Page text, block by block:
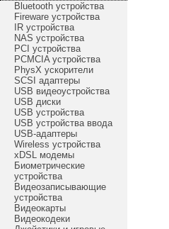
Bluetooth устройства
Fireware устройства
IR устройства
NAS устройства
PCI устройства
PCMCIA устройства
PhysX ускорители
SCSI адаптеры
USB видеоустройства
USB диски
USB устройства
USB устройства ввода
USB-адаптеры
Wireless устройства
xDSL модемы
Биометрические
устройства
Видеозаписывающие
устройства
Видеокарты
Видеокодеки